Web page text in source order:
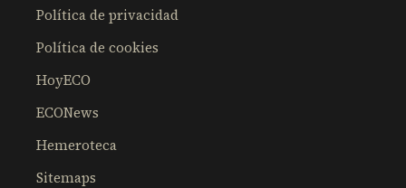
Política de privacidad
Política de cookies
HoyECO
ECONews
Hemeroteca
Sitemaps